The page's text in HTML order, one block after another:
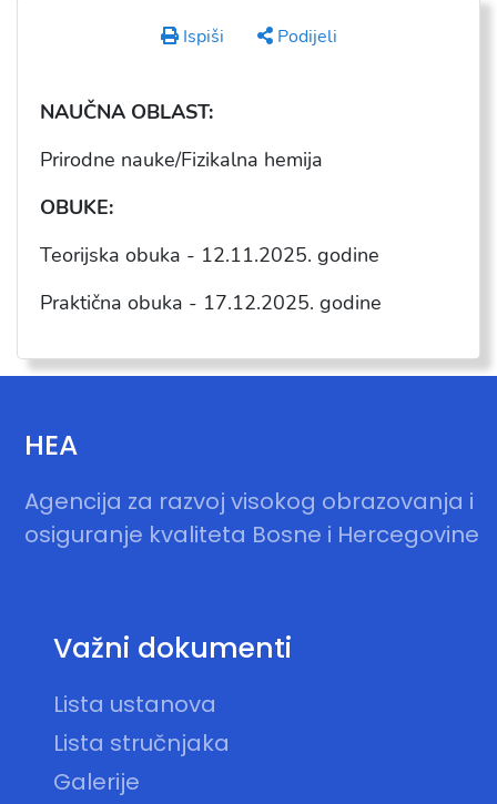
Ispiši Podijeli
NAUČNA OBLAST:
Prirodne nauke/Fizikalna hemija
OBUKE:
Teorijska obuka - 12.11.2025. godine
Praktična obuka - 17.12.2025. godine
HEA
Agencija za razvoj visokog obrazovanja i
osiguranje kvaliteta Bosne i Hercegovine
Važni dokumenti
Lista ustanova
Lista stručnjaka
Galerije